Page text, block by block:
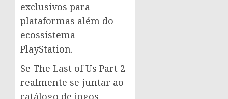
exclusivos para
plataformas além do
ecossistema
PlayStation.
Se The Last of Us Part 2
realmente se juntar ao
catálogo de jogos